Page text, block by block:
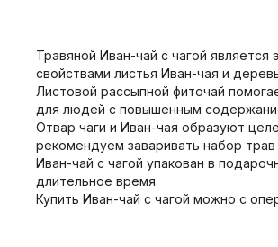
Травяной Иван-чай с чагой
свойствами листья Иван-чая и
Листовой рассыпной фиточай
для людей с повышенным
Отвар чаги и Иван-чая образуют
рекомендуем заваривать набор трав
Иван-чай с чагой упакован в
длительное время.
Купить Иван-чай с чагой можно с